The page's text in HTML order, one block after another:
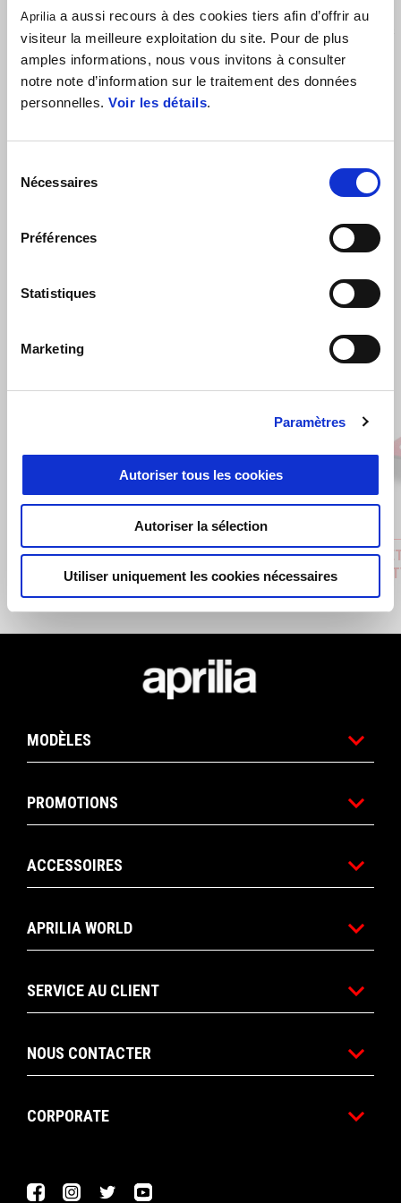
Aprilia a aussi recours à des cookies tiers afin d’offrir au
visiteur la meilleure exploitation du site. Pour de plus
amples informations, nous vous invitons à consulter
notre note d’information sur le traitement des données
personnelles. Voir les détails.
Nécessaires
Préférences
Statistiques
Marketing
Paramètres
Autoriser tous les cookies
Autoriser la sélection
Utiliser uniquement les cookies nécessaires
motif jacquard « a » sur le corps. Avec le logo NEW ERA brodé sur le
côté et le pon pon multicolore sur le dessus, ce bonnet à revers vous
assurera de la chaleur lors de votre prochaine aventure.
BOB 2024
€ 35
€ 37
MODÈLES
PROMOTIONS
ACCESSOIRES
APRILIA WORLD
SERVICE AU CLIENT
NOUS CONTACTER
CORPORATE
FacebookInstagram
Twitter